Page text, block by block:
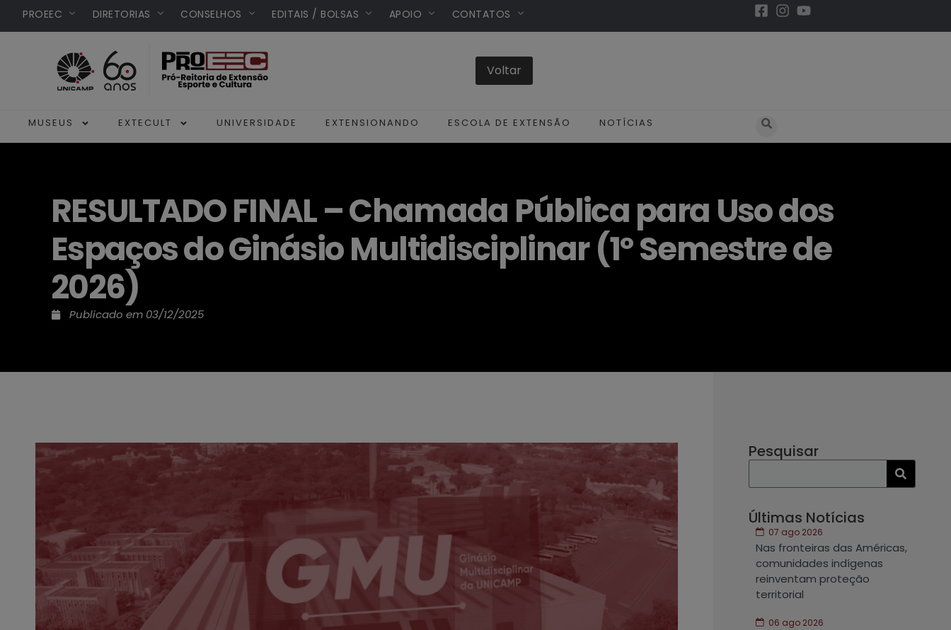
PROEEC DIRETORIAS CONSELHOS EDITAIS / BOLSAS APOIO CONTATOS
MUSEUS EXTECULT UNIVERSIDADE EXTENSIONANDO ESCOLA DE EXTENSÃO NOTÍCIAS
RESULTADO FINAL – Chamada Pública para Uso dos
Espaços do Ginásio Multidisciplinar (1º Semestre de
2026)
Publicado em 03/12/2025
Pesquisar
Últimas Notícias
07 ago 2026
Nas fronteiras das Américas,
comunidades indígenas
reinventam proteção
territorial
06 ago 2026